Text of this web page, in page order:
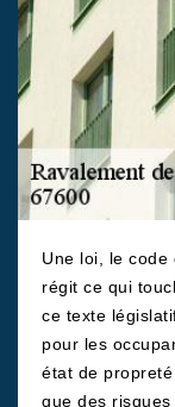
Une loi, le code
régit ce qui
ce texte
pour les
état de
que des